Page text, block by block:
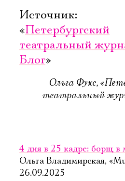
Источник:
«Петербургский
театральный
Блог»
Ольга Фукс,
театральный
4 дня в 25 кадре: борщ
Ольга Владимирская,
26.09.2025